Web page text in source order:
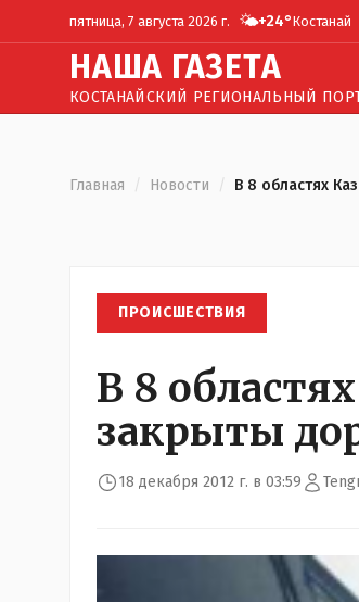
пятница, 7 августа 2026 г. 🌤️+24°Костанай
НАША ГАЗЕТА
КОСТАНАЙСКИЙ РЕГИОНАЛЬНЫЙ
Главная / Новости / В 8 областях
ПРОИСШЕСТВИЯ
В 8
закрыты
18 декабря 2012 г. в 03:59